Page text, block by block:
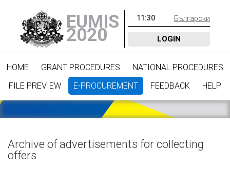
EUMIS
2020
11 :30 Български
LOGIN
HOME GRANT PROCEDURES
NATIONAL PROCEDURES
FILE PREVIEW
E-PROCUREMENT FEEDBACK HELP
Archive of advertisements for collecting
offers